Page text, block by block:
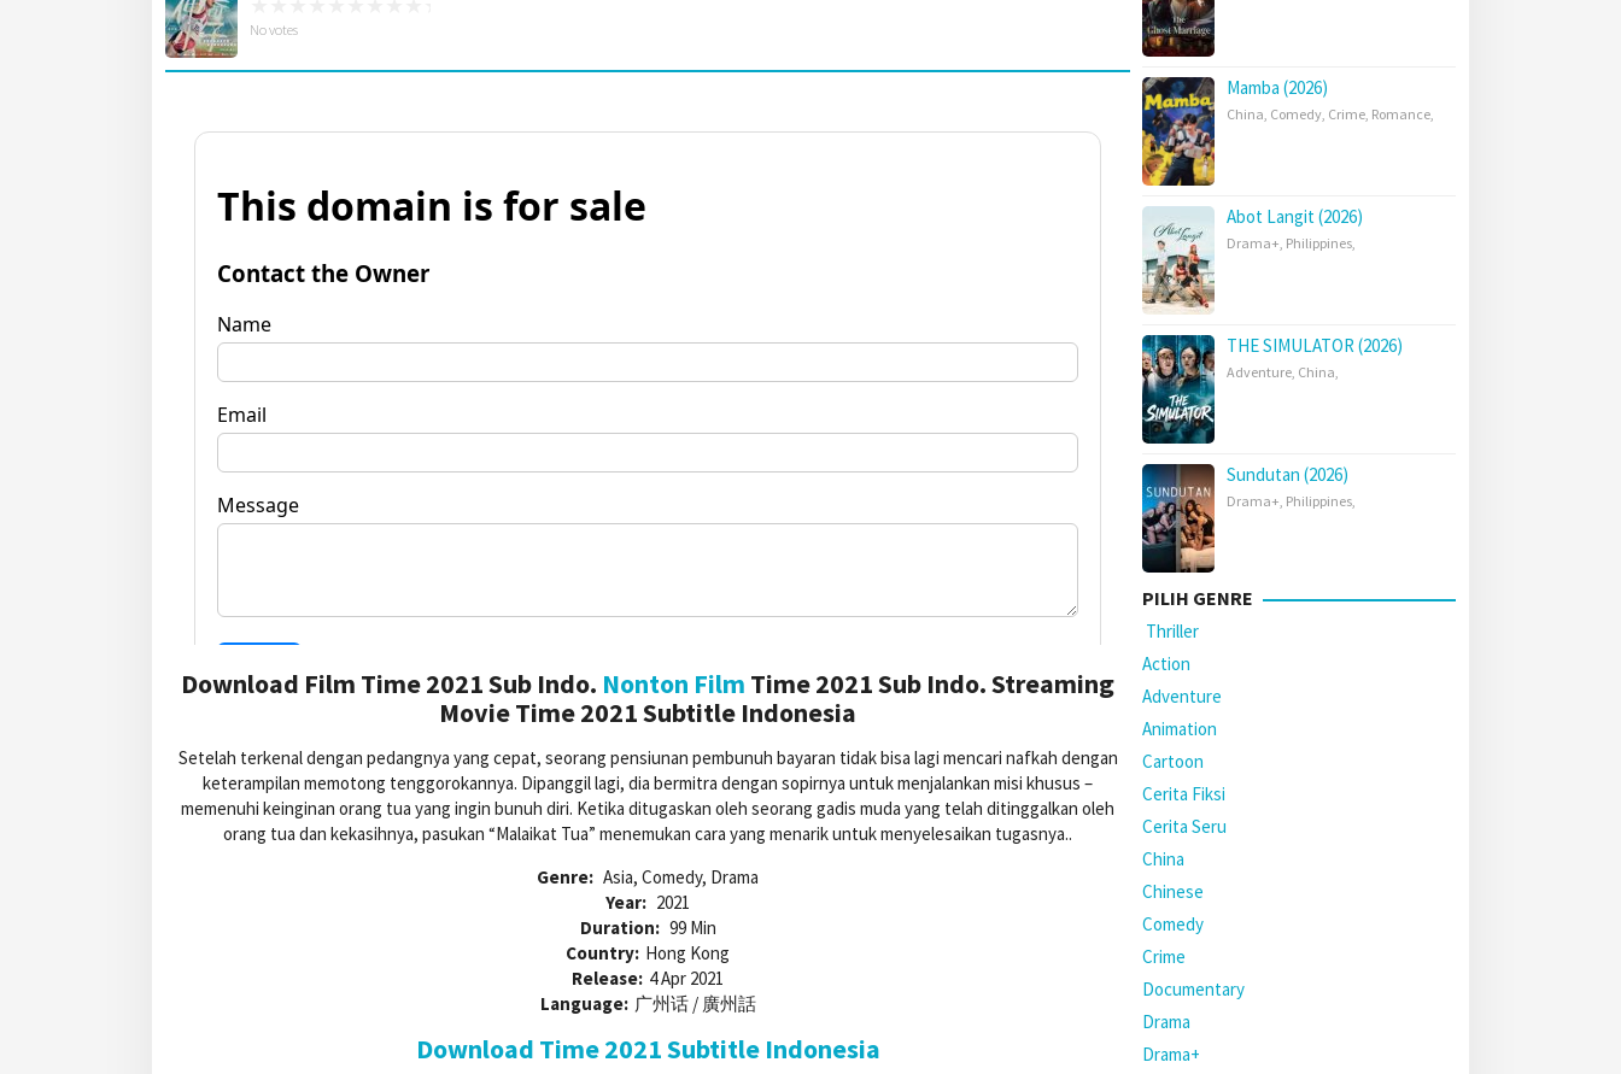
No votes
Download Film Time 2021 Sub Indo. Nonton Film Time 2021 Sub Indo. Streaming
Movie Time 2021 Subtitle Indonesia
Setelah terkenal dengan pedangnya yang cepat, seorang pensiunan pembunuh bayaran tidak bisa lagi mencari nafkah dengan
keterampilan memotong tenggorokannya. Dipanggil lagi, dia bermitra dengan sopirnya untuk menjalankan misi khusus –
memenuhi keinginan orang tua yang ingin bunuh diri. Ketika ditugaskan oleh seorang gadis muda yang telah ditinggalkan oleh
orang tua dan kekasihnya, pasukan “Malaikat Tua” menemukan cara yang menarik untuk menyelesaikan tugasnya..
Genre: Asia, Comedy, Drama
Year: 2021
Duration: 99 Min
Country: Hong Kong
Release: 4 Apr 2021
Language: 广州话 / 廣州話
Download Time 2021 Subtitle Indonesia
Mamba (2026)
China, Comedy, Crime, Romance,
Abot Langit (2026)
Drama+, Philippines,
THE SIMULATOR (2026)
Adventure, China,
Sundutan (2026)
Drama+, Philippines,
PILIH GENRE
Thriller
Action
Adventure
Animation
Cartoon
Cerita Fiksi
Cerita Seru
China
Chinese
Comedy
Crime
Documentary
Drama
Drama+